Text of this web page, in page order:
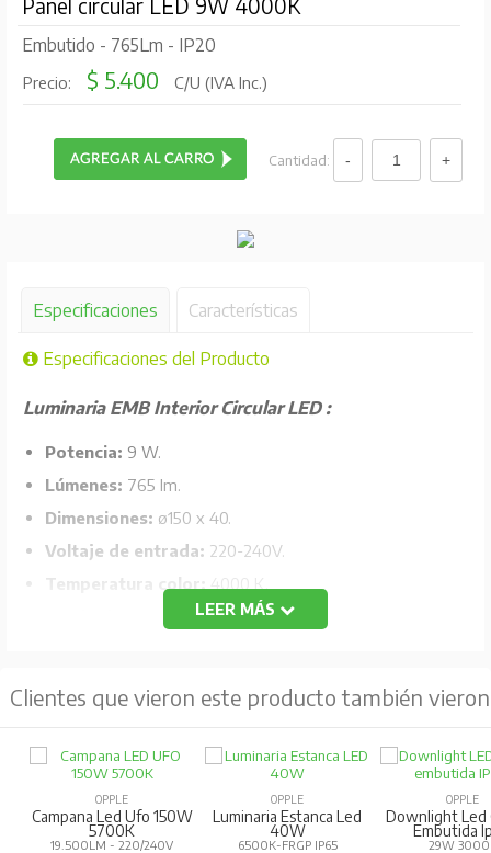
Panel circular LED 9W 4000K
Embutido - 765Lm - IP20
Precio: $ 5.400 C/U (IVA Inc.)
Cantidad:
Especificaciones Características
Especificaciones del Producto
Luminaria EMB Interior Circular LED :
Potencia: 9 W.
Lúmenes: 765 lm.
Dimensiones: ø150 x 40.
Voltaje de entrada: 220-240V.
Temperatura color:
4000 K.
Grado de protección:IP20.
Temperatura de funcionamiento:
CRI:
LEER MÁS
Clientes que vieron este producto también vieron
OPPLE
Campana Led Ufo 150W
5700K
19.500LM - 220/240V
OPPLE
Luminaria Estanca Led
40W
6500K-FRGP IP65
OPPLE
Downlight Led
Embutida
29W